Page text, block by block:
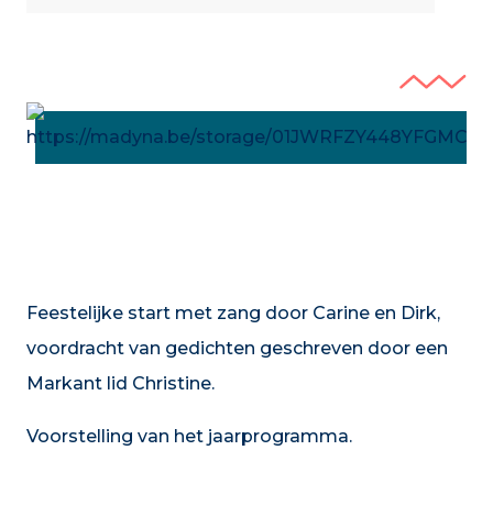
Feestelijke start met zang door Carine en Dirk,
voordracht van gedichten geschreven door een
Markant lid Christine.
Voorstelling van het jaarprogramma.